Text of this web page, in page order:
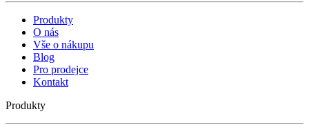
Produkty
O nás
Vše o nákupu
Blog
Pro prodejce
Kontakt
Produkty